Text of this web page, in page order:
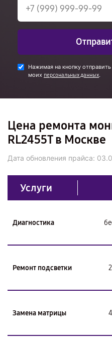
Нажимая на кнопку
моих персональных данных.
Цена ремонта
RL2455T в Москве
Дата обновления прайса:
Услуги
Диагностика
Ремонт подсветки
Замена матрицы